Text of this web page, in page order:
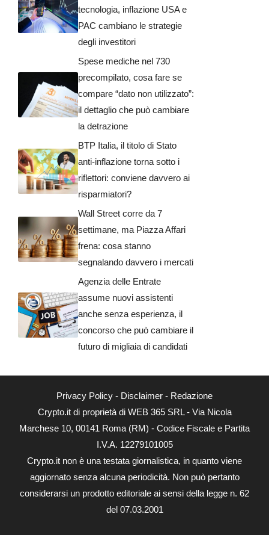
tecnologia, inflazione USA e
PAC cambiano le strategie
degli investitori
Spese mediche nel 730
precompilato, cosa fare se
compare “dato non utilizzato”:
il dettaglio che può cambiare
la detrazione
BTP Italia, il titolo di Stato
anti-inflazione torna sotto i
riflettori: conviene davvero ai
risparmiatori?
Wall Street corre da 7
settimane, ma Piazza Affari
frena: cosa stanno
segnalando davvero i mercati
Agenzia delle Entrate
assume nuovi assistenti
anche senza esperienza, il
concorso che può cambiare il
futuro di migliaia di candidati
Privacy Policy - Disclaimer - Redazione
Crypto.it di proprietà di WEB 365 SRL - Via Nicola
Marchese 10, 00141 Roma (RM) - Codice Fiscale e Partita
I.V.A. 12279101005
Crypto.it non è una testata giornalistica, in quanto viene
aggiornato senza alcuna periodicità. Non può pertanto
considerarsi un prodotto editoriale ai sensi della legge n. 62
del 07.03.2001